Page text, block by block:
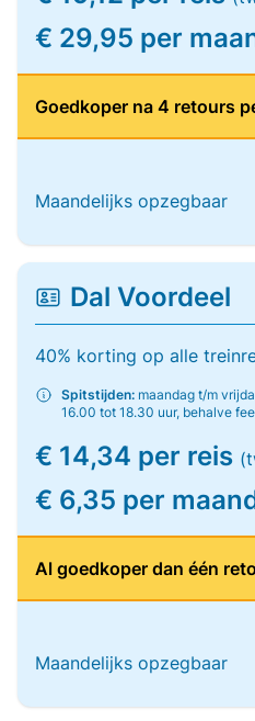
€ 29,95 per
Goedkoper na 4 retours
Maandelijks opzegbaar
Dal Voordeel
40% korting op alle
Spitstijden: maandag t/m
16.00 tot 18.30 uur, behalve
€ 14,34 per reis
€ 6,35 per
Al goedkoper dan één
Maandelijks opzegbaar